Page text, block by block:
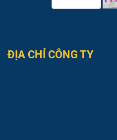
ĐỊA CHỈ CÔNG TY